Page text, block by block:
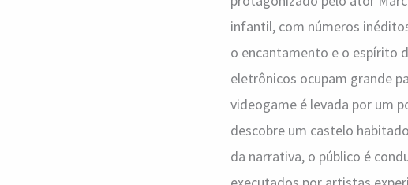
infantil, com números
o encantamento e o espírito
eletrônicos ocupam grande
videogame é levada por um
descobre um castelo
da narrativa, o público é
Ceilândia